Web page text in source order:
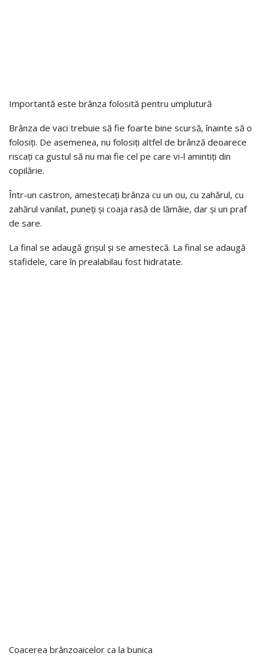
Importantă este brânza folosită pentru umplutură
Brânza de vaci trebuie să fie foarte bine scursă, înainte să o
folosiți. De asemenea, nu folosiți altfel de brânză deoarece
riscați ca gustul să nu mai fie cel pe care vi-l amintiți din
copilărie.
Într-un castron, amestecați brânza cu un ou, cu zahărul, cu
zahărul vanilat, puneți și coaja rasă de lămâie, dar și un praf
de sare.
La final se adaugă grișul și se amestecă. La final se adaugă
stafidele, care în prealabilau fost hidratate.
Coacerea brânzoaicelor ca la bunica